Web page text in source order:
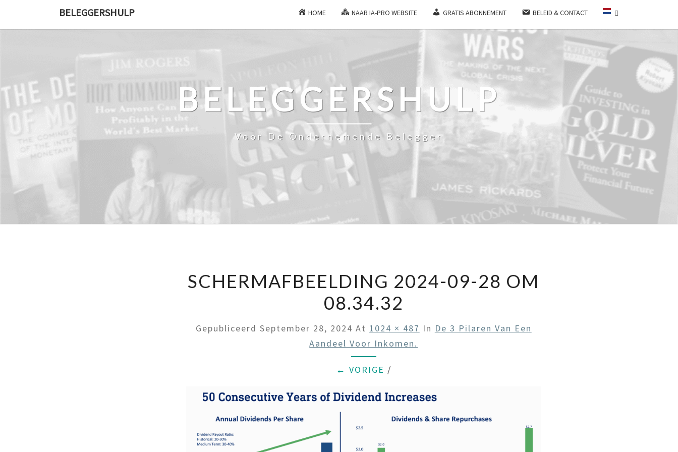
BELEGGERSHULP HOME NAAR IA-PRO WEBSITE GRATIS ABONNEMENT BELEID & CONTACT
BELEGGERSHULP
Voor De Ondernemende Belegger
SCHERMAFBEELDING 2024-09-28 OM
08.34.32
Gepubliceerd September 28, 2024 At 1024 × 487 In De 3 Pilaren Van Een
Aandeel Voor Inkomen.
← VORIGE /